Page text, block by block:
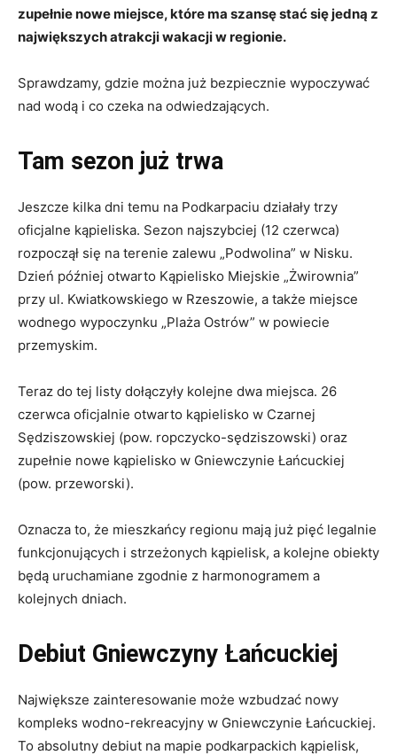
zupełnie nowe miejsce, które ma szansę stać się jedną z
największych atrakcji wakacji w regionie.
Sprawdzamy, gdzie można już bezpiecznie wypoczywać
nad wodą i co czeka na odwiedzających.
Tam sezon już trwa
Jeszcze kilka dni temu na Podkarpaciu działały trzy
oficjalne kąpieliska. Sezon najszybciej (12 czerwca)
rozpoczął się na terenie zalewu „Podwolina” w Nisku.
Dzień później otwarto Kąpielisko Miejskie „Żwirownia”
przy ul. Kwiatkowskiego w Rzeszowie, a także miejsce
wodnego wypoczynku „Plaża Ostrów” w powiecie
przemyskim.
Teraz do tej listy dołączyły kolejne dwa miejsca. 26
czerwca oficjalnie otwarto kąpielisko w Czarnej
Sędziszowskiej (pow. ropczycko-sędziszowski) oraz
zupełnie nowe kąpielisko w Gniewczynie Łańcuckiej
(pow. przeworski).
Oznacza to, że mieszkańcy regionu mają już pięć legalnie
funkcjonujących i strzeżonych kąpielisk, a kolejne obiekty
będą uruchamiane zgodnie z harmonogramem a
kolejnych dniach.
Debiut Gniewczyny Łańcuckiej
Największe zainteresowanie może wzbudzać nowy
kompleks wodno-rekreacyjny w Gniewczynie Łańcuckiej.
To absolutny debiut na mapie podkarpackich kąpielisk,